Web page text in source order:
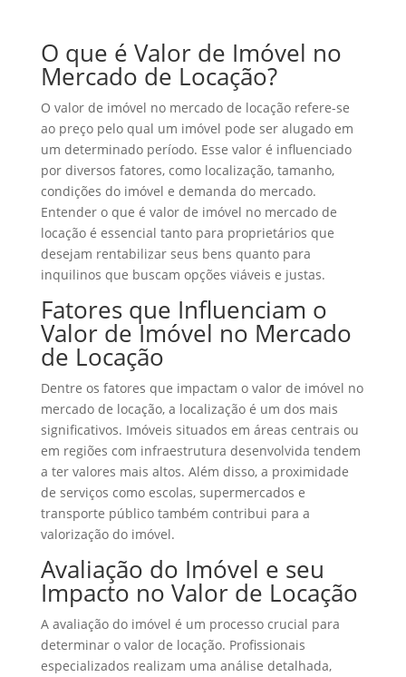
O que é Valor de Imóvel no
Mercado de Locação?
O valor de imóvel no mercado de locação refere-se
ao preço pelo qual um imóvel pode ser alugado em
um determinado período. Esse valor é influenciado
por diversos fatores, como localização, tamanho,
condições do imóvel e demanda do mercado.
Entender o que é valor de imóvel no mercado de
locação é essencial tanto para proprietários que
desejam rentabilizar seus bens quanto para
inquilinos que buscam opções viáveis e justas.
Fatores que Influenciam o
Valor de Imóvel no Mercado
de Locação
Dentre os fatores que impactam o valor de imóvel no
mercado de locação, a localização é um dos mais
significativos. Imóveis situados em áreas centrais ou
em regiões com infraestrutura desenvolvida tendem
a ter valores mais altos. Além disso, a proximidade
de serviços como escolas, supermercados e
transporte público também contribui para a
valorização do imóvel.
Avaliação do Imóvel e seu
Impacto no Valor de Locação
A avaliação do imóvel é um processo crucial para
determinar o valor de locação. Profissionais
especializados realizam uma análise detalhada,